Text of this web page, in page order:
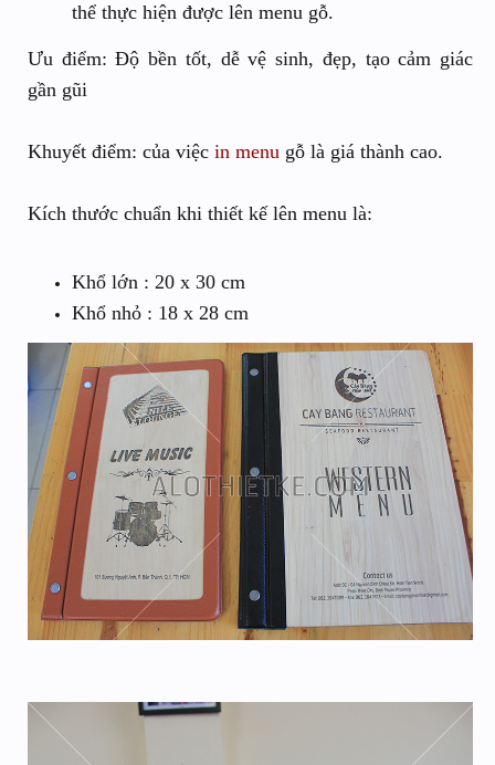
thể thực hiện được lên menu gỗ.
Ưu điểm: Độ bền tốt, dễ vệ sinh, đẹp, tạo cảm giác
gần gũi
Khuyết điểm: của việc in menu gỗ là giá thành cao.
Kích thước chuẩn khi thiết kế lên menu là:
Khổ lớn : 20 x 30 cm
Khổ nhỏ : 18 x 28 cm